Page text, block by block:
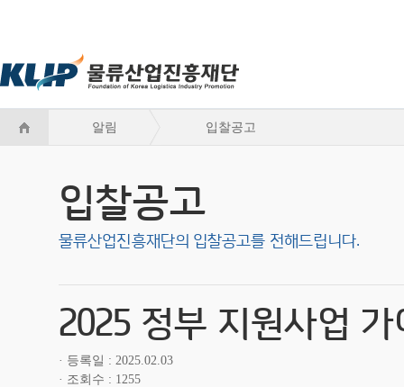
알림 입찰공고
입찰공고
물류산업진흥재단의 입찰공고를 전해드립니다.
2025 정부 지원사업
등록일
2025.02.03
조회수
1255